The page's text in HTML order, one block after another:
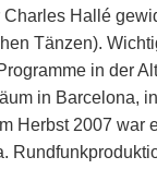
Hallé
Tänzen).
in der
in Barcelona,
Herbst 2007 war